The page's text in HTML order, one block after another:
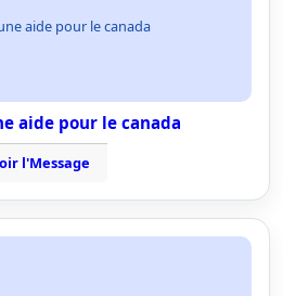
aide pour le canada
aide pour le canada
l'Message